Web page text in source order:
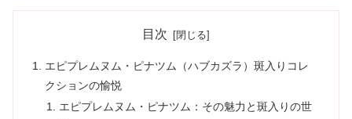
目次
エピプレムヌム・ピナツム（ハブカズラ）斑入りコレ
クションの愉悦
エピプレムヌム・ピナツム：その魅力と斑入りの世